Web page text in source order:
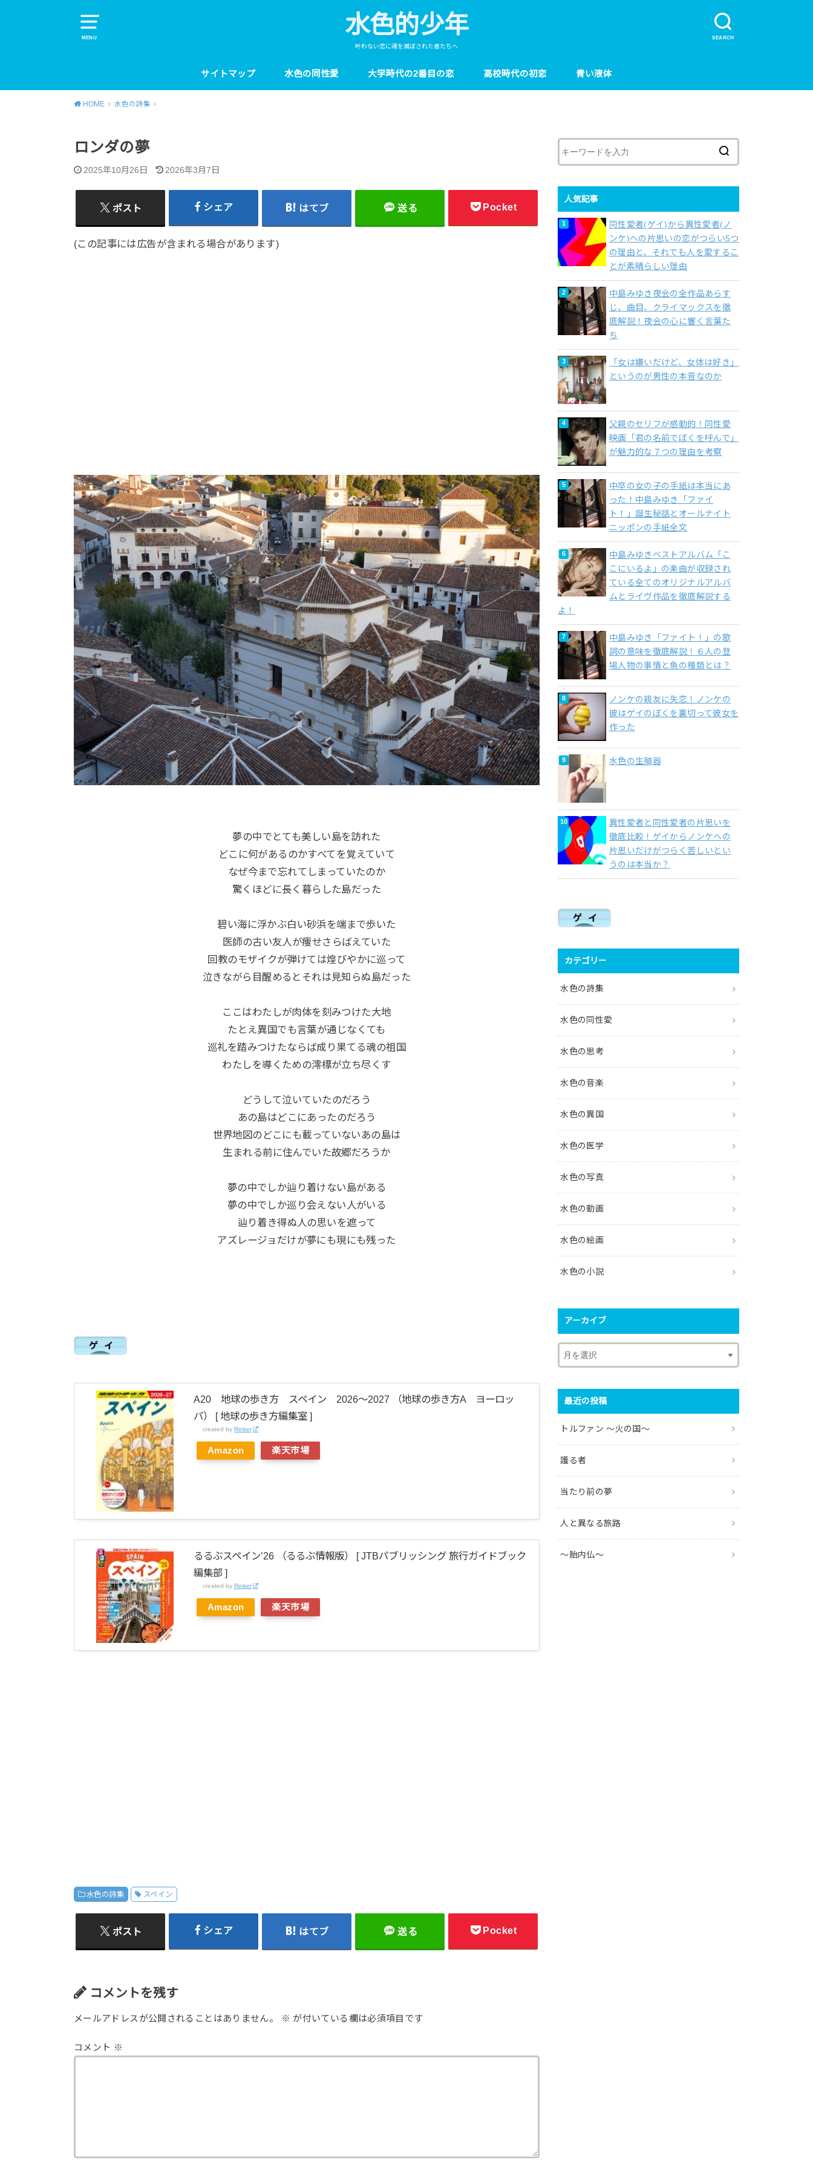
MENU SEARCH
水色的少年
叶わない恋に魂を滅ぼされた者たちへ
サイトマップ 水色の同性愛 大学時代の2番目の恋 高校時代の初恋 青い液体
HOME 水色の詩集
ロンダの夢
2025年10月26日 2026年3月7日
ポスト シェア はてブ 送る Pocket
(この記事には広告が含まれる場合があります)
夢の中でとても美しい島を訪れた
どこに何があるのかすべてを覚えていて
なぜ今まで忘れてしまっていたのか
驚くほどに長く暮らした島だった
碧い海に浮かぶ白い砂浜を端まで歩いた
医師の古い友人が痩せさらばえていた
回教のモザイクが弾けては煌びやかに巡って
泣きながら目醒めるとそれは見知らぬ島だった
ここはわたしが肉体を刻みつけた大地
たとえ異国でも言葉が通じなくても
巡礼を踏みつけたならば成り果てる魂の祖国
わたしを導くための澪標が立ち尽くす
どうして泣いていたのだろう
あの島はどこにあったのだろう
世界地図のどこにも載っていないあの島は
生まれる前に住んでいた故郷だろうか
夢の中でしか辿り着けない島がある
夢の中でしか巡り会えない人がいる
辿り着き得ぬ人の思いを遮って
アズレージョだけが夢にも現にも残った
A20 地球の歩き方 スペイン 2026～2027 （地球の歩き方A ヨーロッ
パ） [ 地球の歩き方編集室 ]
created by Rinker
Amazon 楽天市場
るるぶスペイン’26 （るるぶ情報版） [ JTBパブリッシング 旅行ガイドブック
編集部 ]
created by Rinker
Amazon 楽天市場
水色の詩集 スペイン
ポスト シェア はてブ 送る Pocket
コメントを残す
メールアドレスが公開されることはありません。 ※ が付いている欄は必須項目です
コメント ※
人気記事
同性愛者(ゲイ)から異性愛者(ノ
ンケ)への片思いの恋がつらい5つ
の理由と、それでも人を愛するこ
とが素晴らしい理由
中島みゆき夜会の全作品あらす
じ、曲目、クライマックスを徹
底解説！夜会の心に響く言葉た
ち
「女は嫌いだけど、女体は好き」
というのが男性の本音なのか
父親のセリフが感動的！同性愛
映画「君の名前でぼくを呼んで」
が魅力的な７つの理由を考察
中卒の女の子の手紙は本当にあ
った！中島みゆき「ファイ
ト！」誕生秘話とオールナイト
ニッポンの手紙全文
中島みゆきベストアルバム「こ
こにいるよ」の楽曲が収録され
ている全てのオリジナルアルバ
ムとライヴ作品を徹底解説する
よ！
中島みゆき「ファイト！」の歌
詞の意味を徹底解説！６人の登
場人物の事情と魚の種類とは？
ノンケの親友に失恋！ノンケの
彼はゲイのぼくを裏切って彼女を
作った
水色の生殖器
異性愛者と同性愛者の片思いを
徹底比較！ゲイからノンケへの
片思いだけがつらく苦しいとい
うのは本当か？
カテゴリー
水色の詩集
水色の同性愛
水色の思考
水色の音楽
水色の異国
水色の医学
水色の写真
水色の動画
水色の絵画
水色の小説
アーカイブ
最近の投稿
トルファン 〜火の国〜
護る者
当たり前の夢
人と異なる旅路
〜胎内仏〜